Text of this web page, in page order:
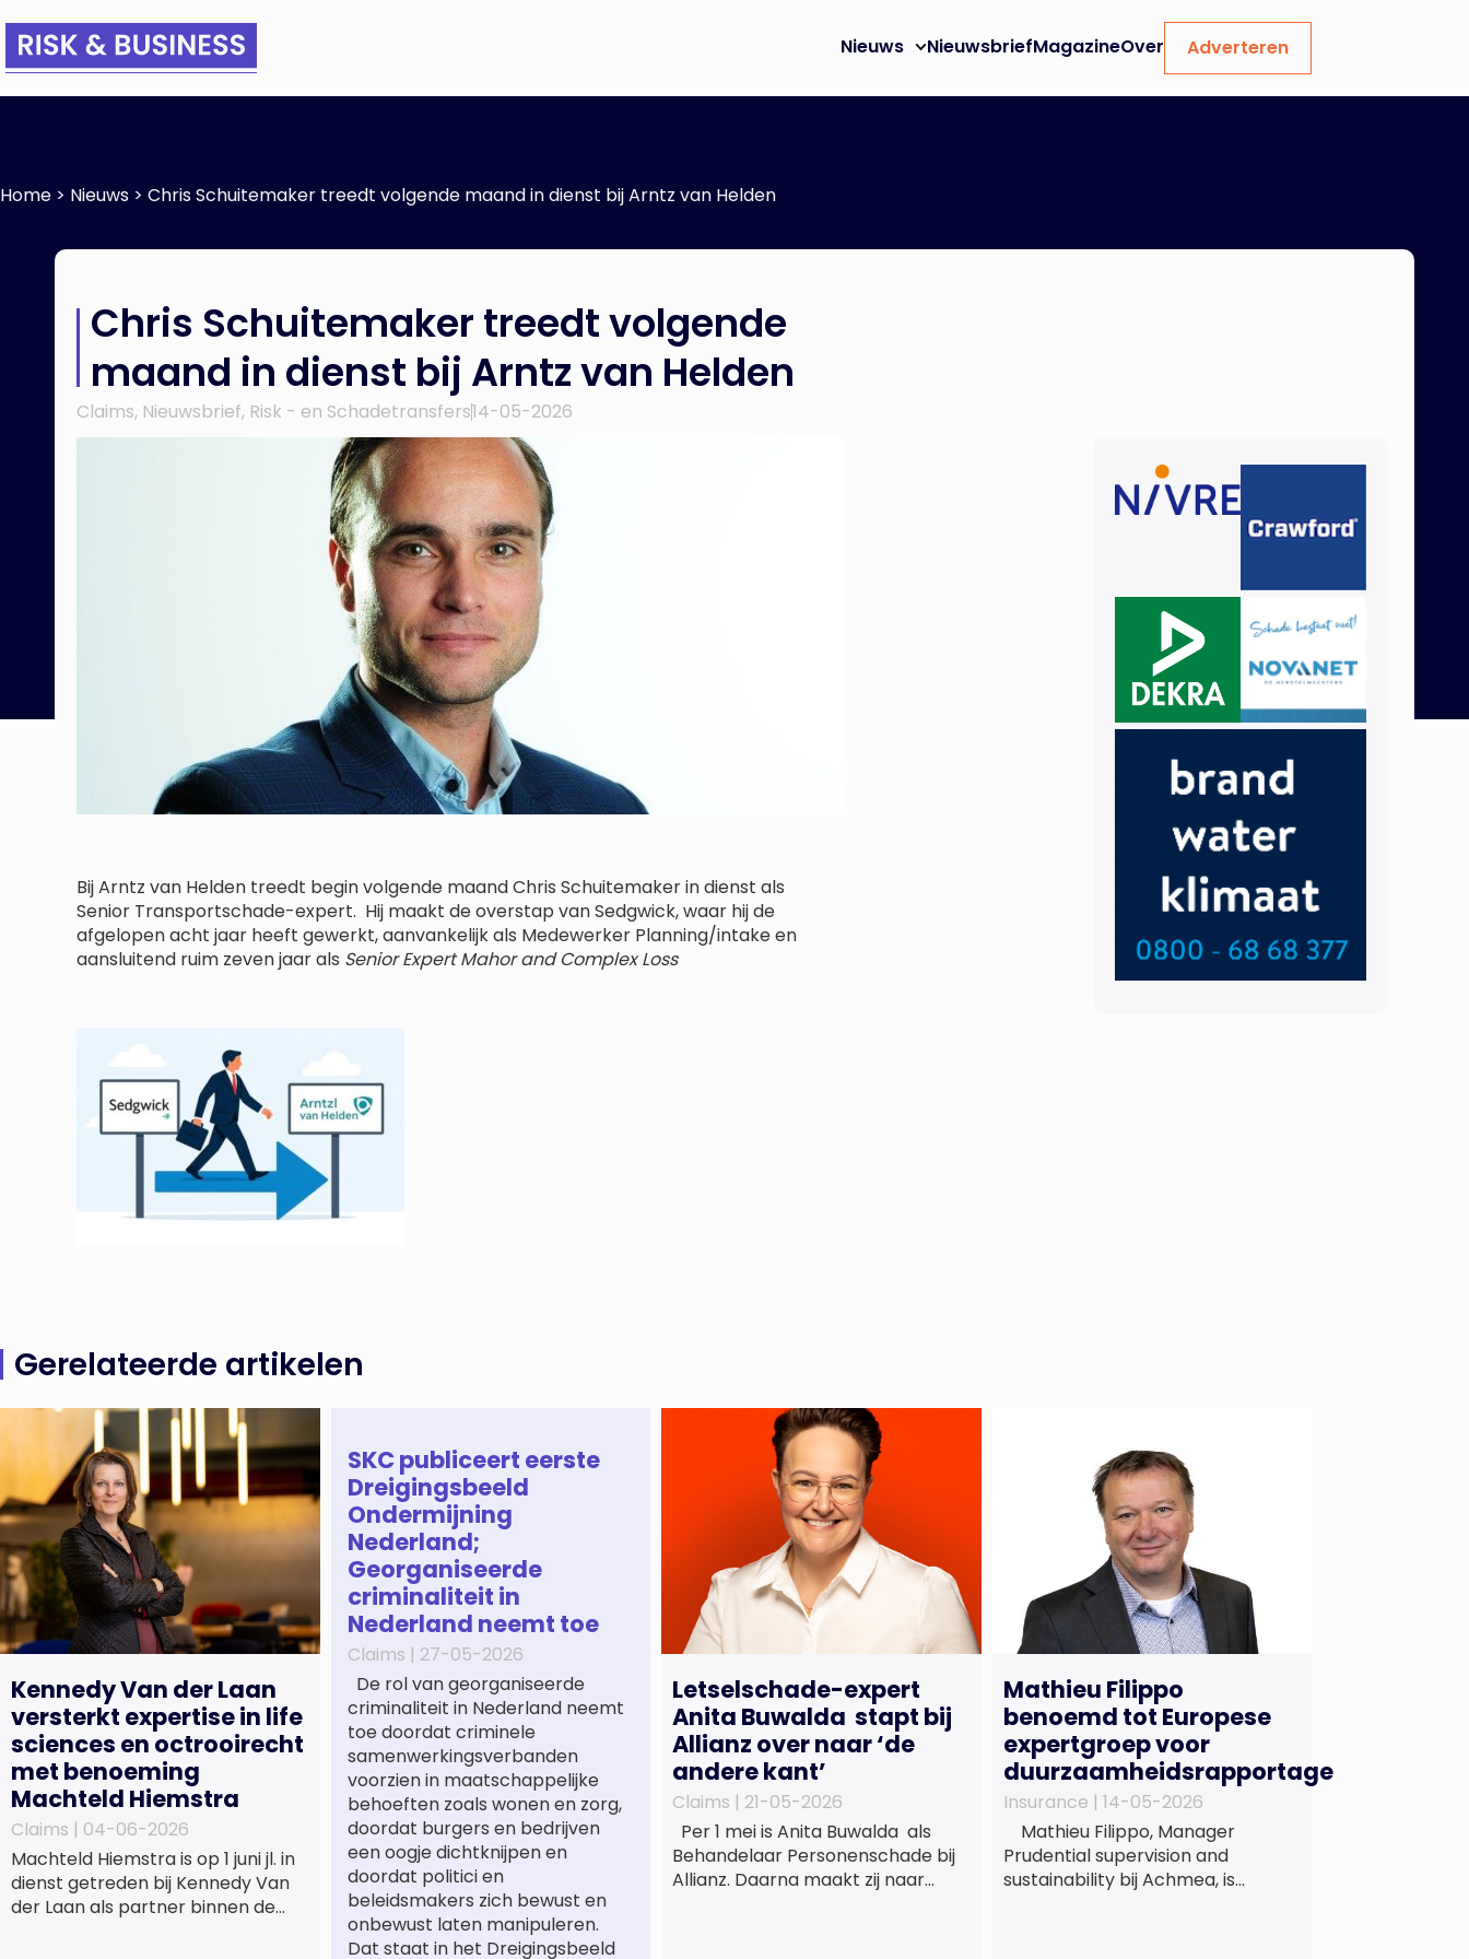
Nieuws NieuwsbriefMagazineOver Adverteren
Home > Nieuws > Chris Schuitemaker treedt volgende maand in dienst bij Arntz van Helden
Chris Schuitemaker treedt volgende
maand in dienst bij Arntz van Helden
Claims, Nieuwsbrief, Risk - en Schadetransfers14-05-2026
Bij Arntz van Helden treedt begin volgende maand Chris Schuitemaker in dienst als
Senior Transportschade-expert. Hij maakt de overstap van Sedgwick, waar hij de
afgelopen acht jaar heeft gewerkt, aanvankelijk als Medewerker Planning/intake en
aansluitend ruim zeven jaar als Senior Expert Mahor and Complex Loss
Gerelateerde artikelen
Kennedy Van der Laan
versterkt expertise in life
sciences en octrooirecht
met benoeming
Machteld Hiemstra
Claims | 04-06-2026
Machteld Hiemstra is op 1 juni jl. in
dienst getreden bij Kennedy Van
der Laan als partner binnen de
SKC publiceert eerste
Dreigingsbeeld
Ondermijning
Nederland;
Georganiseerde
criminaliteit in
Nederland neemt toe
Claims | 27-05-2026
De rol van georganiseerde
criminaliteit in Nederland neemt
toe doordat criminele
samenwerkingsverbanden
voorzien in maatschappelijke
behoeften zoals wonen en zorg,
doordat burgers en bedrijven
een oogje dichtknijpen en
doordat politici en
beleidsmakers zich bewust en
onbewust laten manipuleren.
Dat staat in het Dreigingsbeeld
Letselschade-expert
Anita Buwalda stapt bij
Allianz over naar ‘de
andere kant’
Claims | 21-05-2026
Per 1 mei is Anita Buwalda als
Behandelaar Personenschade bij
Allianz. Daarna maakt zij naar
Mathieu Filippo
benoemd tot Europese
expertgroep voor
duurzaamheidsrapportage
Insurance | 14-05-2026
Mathieu Filippo, Manager
Prudential supervision and
sustainability bij Achmea, is